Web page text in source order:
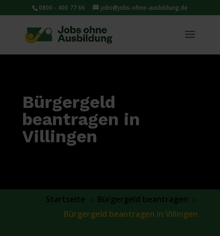
0800 - 400 77 66 jobs@jobs-ohne-ausbildung.de
Bürgergeld
beantragen in
Villingen
Startseite Bürgergeld beantragen
Bürgergeld beantragen in Villingen